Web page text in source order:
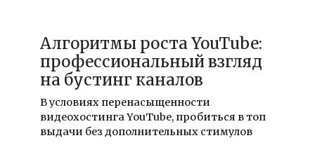
Алгоритмы роста YouTube:
профессиональный взгляд
на бустинг каналов
В условиях перенасыщенности
видеохостинга YouTube, пробиться в топ
выдачи без дополнительных стимулов